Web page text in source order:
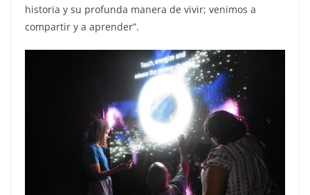
historia y su profunda manera de vivir; venimos a
compartir y a aprender”.